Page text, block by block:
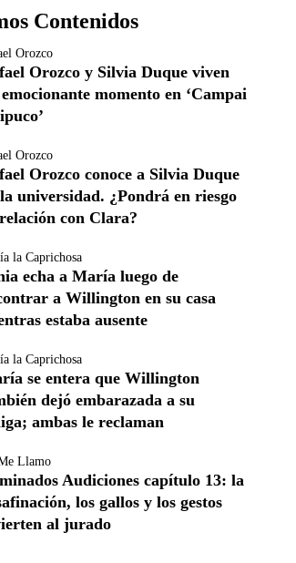
Contenidos
Orozco
Orozco y Silvia Duque viven
momento en ‘Campai
Orozco
Orozco conoce a Silvia Duque
universidad. ¿Pondrá en riesgo
con Clara?
la Caprichosa
echa a María luego de
a Willington en su casa
estaba ausente
la Caprichosa
se entera que Willington
dejó embarazada a su
ambas le reclaman
Llamo
Audiciones capítulo 13: la
los gallos y los gestos
al jurado